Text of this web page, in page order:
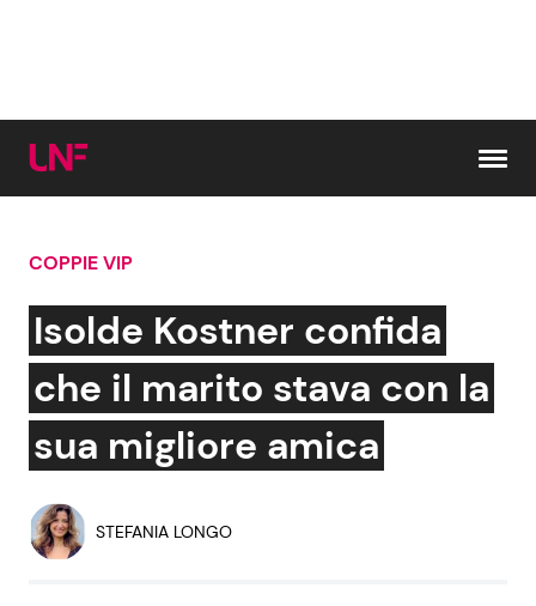
Cerca:
News e Cronaca
Attualità Italiana
Economia
Gossip e TV
Bellezze VIP
COPPIE VIP
Isolde Kostner confida
che il marito stava con la
sua migliore amica
STEFANIA LONGO